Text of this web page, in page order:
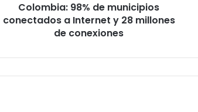
Colombia: 98% de municipios
conectados a Internet y 28 millones
de conexiones